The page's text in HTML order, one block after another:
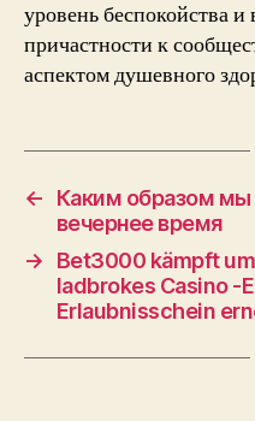
уровень беспокойства
причастности к
аспектом душевного
←
Каким образом мы
вечернее время
→
Bet3000 kämpft
ladbrokes Casino -
Erlaubnisschein